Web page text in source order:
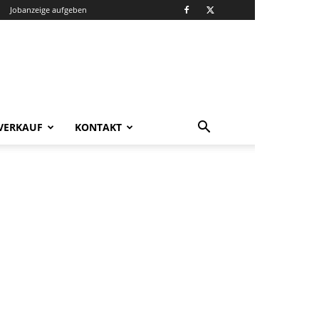
Jobanzeige aufgeben
KONTAKT